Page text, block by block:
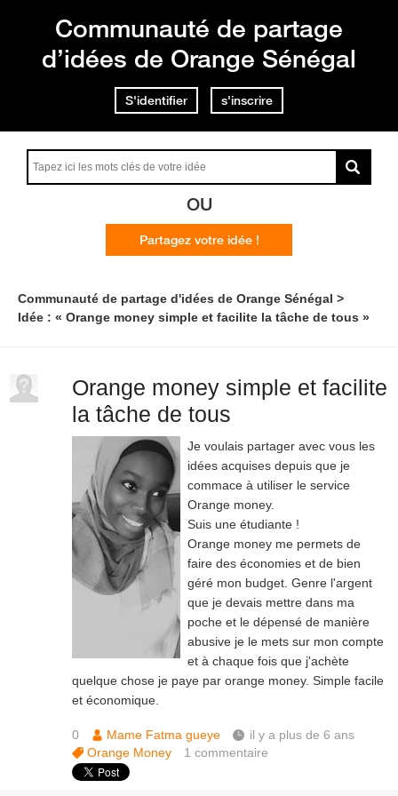
Communauté de partage
d’idées de Orange Sénégal
S'identifier s'inscrire
OU
Partagez votre idée !
Communauté de partage d'idées de Orange Sénégal
Idée : « Orange money simple et facilite la tâche de tous »
Orange money simple et facilite
la tâche de tous
Je voulais partager avec vous les
idées acquises depuis que je
commace à utiliser le service
Orange money.
Suis une étudiante !
Orange money me permets de
faire des économies et de bien
géré mon budget. Genre l'argent
que je devais mettre dans ma
poche et le dépensé de manière
abusive je le mets sur mon compte
et à chaque fois que j'achète
quelque chose je paye par orange money. Simple facile
et économique.
0 Mame Fatma gueye
il y a plus de 6 ans
Orange Money
1commentaire